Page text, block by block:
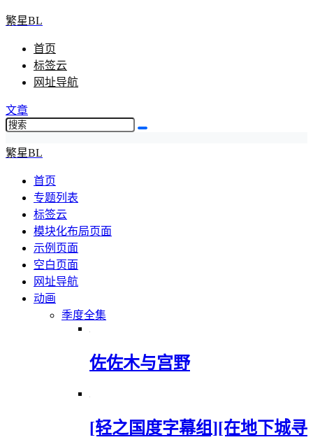
繁星BL
首页
标签云
网址导航
文章
繁星BL
首页
专题列表
标签云
模块化布局页面
示例页面
空白页面
网址导航
动画
季度全集
佐佐木与宫野
[轻之国度字幕组][在地下城寻